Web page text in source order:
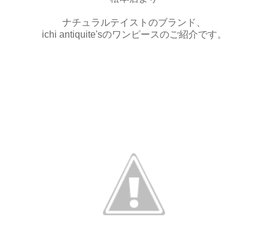
ナチュラルテイストのブランド、
ichi antiquite'sのワンピースのご紹介です。